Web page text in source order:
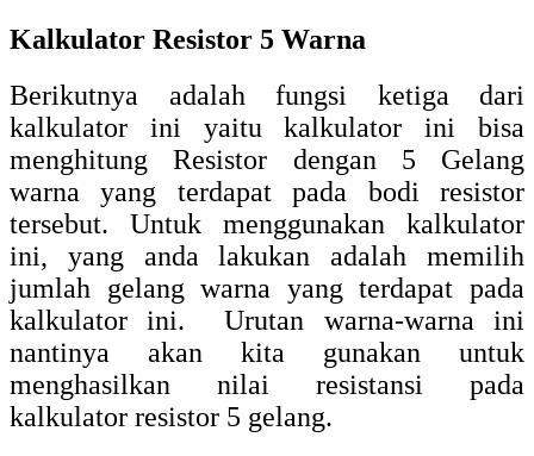
Kalkulator Resistor 5 Warna
Berikutnya adalah fungsi ketiga dari
kalkulator ini yaitu kalkulator ini bisa
menghitung Resistor dengan 5 Gelang
warna yang terdapat pada bodi resistor
tersebut. Untuk menggunakan kalkulator
ini, yang anda lakukan adalah memilih
jumlah gelang warna yang terdapat pada
kalkulator ini. Urutan warna-warna ini
nantinya akan kita gunakan untuk
menghasilkan nilai resistansi pada
kalkulator resistor 5 gelang.